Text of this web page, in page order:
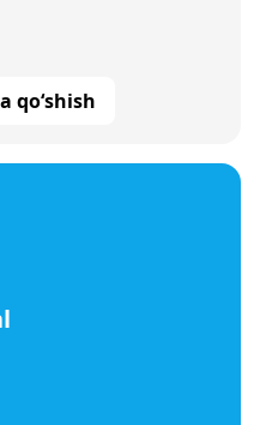
qo‘shish